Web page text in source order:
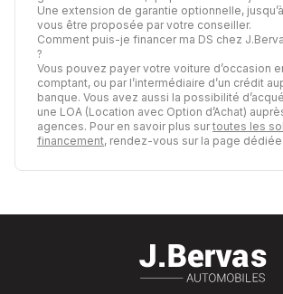
Une extension de garantie optionnelle,
vous être proposée par votre conseiller.
Comment puis-je financer ma DS chez
?
Vous pouvez payer votre voiture d’occasion
comptant, ou par l’intermédiaire d’un crédit
banque. Vous avez aussi la possibilité
une LOA (Location avec Option d’Achat)
agences. Pour en savoir plus surtoutes les
financement, rendez-vous sur la page